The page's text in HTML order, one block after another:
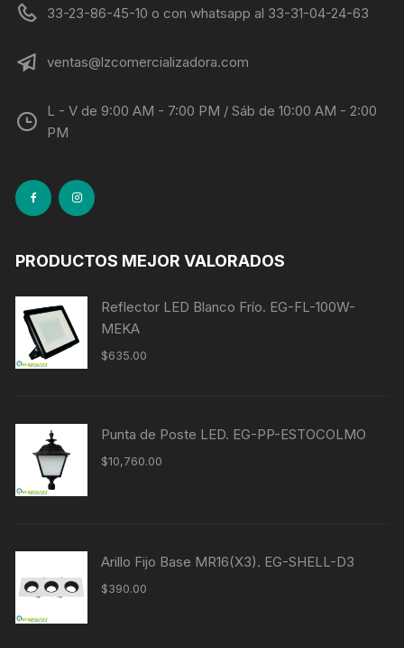
33-23-86-45-10 o con whatsapp al 33-31-04-24-63
ventas@lzcomercializadora.com
L - V de 9:00 AM - 7:00 PM / Sáb de 10:00 AM - 2:00
PM
PRODUCTOS MEJOR VALORADOS
Reflector LED Blanco Frío. EG-FL-100W-
MEKA
$635.00
Punta de Poste LED. EG-PP-ESTOCOLMO
$10,760.00
Arillo Fijo Base MR16(X3). EG-SHELL-D3
$390.00